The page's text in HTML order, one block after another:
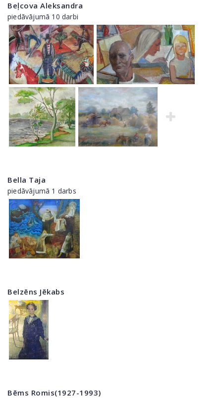
Beļcova Aleksandra
piedāvājumā 10 darbi
Bella Taja
piedāvājumā 1 darbs
Belzēns Jēkabs
Bēms Romis(1927-1993)